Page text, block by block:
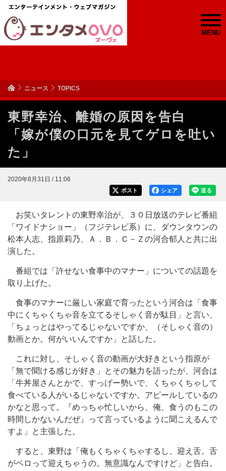
MENU
ニュース TOPICS
東野幸治、離婚の原因を告白
「嫁が僕の口元を見てゲロを吐い
た」
2020年8月31日 / 11:06
送る
シェア
ポスト
お笑いタレントの東野幸治が、３０日放送のテレビ番組
「ワイドナショー」（フジテレビ系）に、ダウンタウンの
松本人志、指原莉乃、Ａ．Ｂ．Ｃ－Ｚの河合郁人と共に出
演した。
番組では「許せない食事中のマナー」についての話題を
取り上げた。
食事のマナーに厳しい家庭で育ったという河合は「食事
中にくちゃくちゃ音を立てるそしゃく音が駄目」と言い、
「ちょっとはやってるじゃないですか、（そしゃく音の）
動画とか。何がいいんですか」と話した。
これに対し、そしゃく音の動画が大好きという指原が
「無で聞ける感じが好き」とその魅力を語ったが、河合は
「牛丼屋さんとかで、すっげー勢いで、くちゃくちゃして
食べている人がいるじゃないですか。アピールしているの
かなと思って。『めっちゃ忙しいから、俺、食うのもこの
時間しかないんだぜ』って言っているように聞こえるんで
すよ」と主張した。
すると、東野は「俺もくちゃくちゃするし、迎え舌。舌
がベロって迎えちゃうの。無意識なんですけど」と告白。